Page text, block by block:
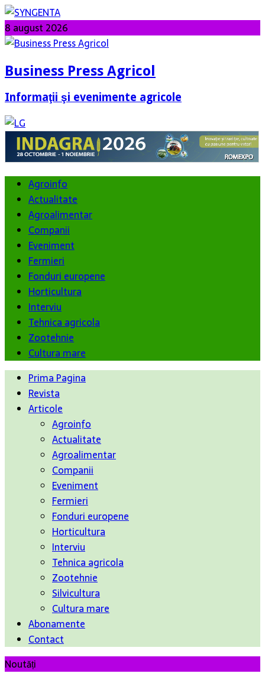
8 august 2026
Business Press Agricol
Informaţii şi evenimente agricole
Agroinfo
Actualitate
Agroalimentar
Companii
Eveniment
Fermieri
Fonduri europene
Horticultura
Interviu
Tehnica agricola
Zootehnie
Cultura mare
Prima Pagina
Revista
Articole
Agroinfo
Actualitate
Agroalimentar
Companii
Eveniment
Fermieri
Fonduri europene
Horticultura
Interviu
Tehnica agricola
Zootehnie
Silvicultura
Cultura mare
Abonamente
Contact
Noutăți